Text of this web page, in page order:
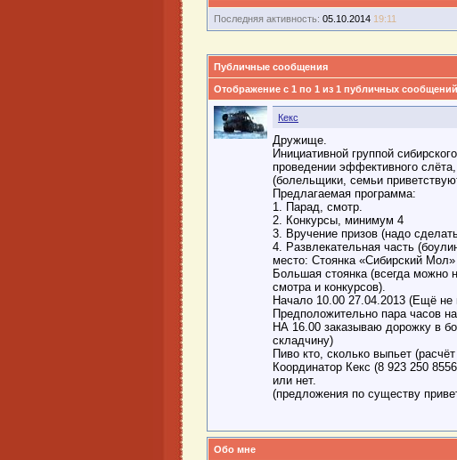
Последняя активность: 05.10.2014 19:11
Публичные сообщения
Отображение с 1 по 1 из 1 публичных сообщений
Кекс
Дружище.
Инициативной группой
проведении эффективного
(болельщики, семьи
Предлагаемая программа:
1. Парад, смотр.
2. Конкурсы, минимум 4
3. Вручение призов (надо
4. Развлекательная часть
место: Стоянка «Сибирский Мол»
Большая стоянка (всегда можно
смотра и конкурсов).
Начало 10.00 27.04.2013 (Ещё не
Предположительно пара часов
НА 16.00 заказываю дорожку в
складчину)
Пиво кто, сколько выпьет
Координатор Кекс (8 923 250
или нет.
(предложения по существу
Обо мне